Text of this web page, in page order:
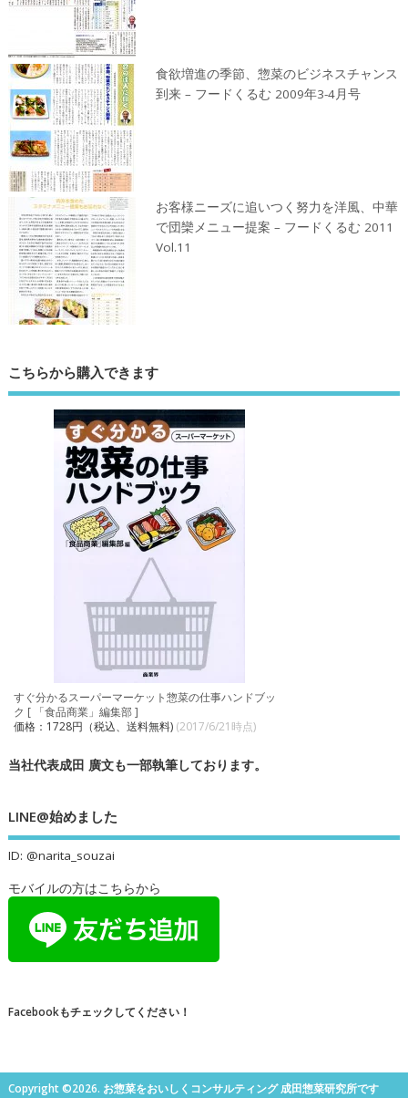
食欲増進の季節、惣菜のビジネスチャンス
到来 – フードくるむ 2009年3-4月号
お客様ニーズに追いつく努力を洋風、中華
で団欒メニュー提案 – フードくるむ 2011
Vol.11
こちらから購入できます
すぐ分かるスーパーマーケット惣菜の仕事ハンドブッ
ク [ 「食品商業」編集部 ]
価格：1728円（税込、送料無料) (2017/6/21時点)
当社代表成田 廣文も一部執筆しております。
LINE@始めました
ID: @narita_souzai
モバイルの方はこちらから
Facebookもチェックしてください！
Copyright ©2026. お惣菜をおいしくコンサルティング 成田惣菜研究所です